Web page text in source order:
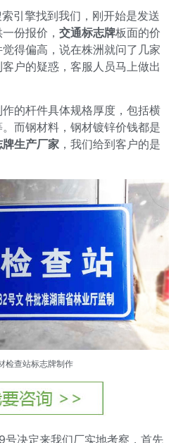
引擎找到我们，刚开始是发送
份报价， 交通标志牌板面的价
得偏高，说在株洲就问了几家
户的疑惑，客服人员马上做出
的杆件具体规格厚度，包括横
而钢材料，钢材镀锌价钱都是
牌生产厂家 ，我们给到客户的是
检查站标志牌制作
号决定来我们厂实地考察，首先